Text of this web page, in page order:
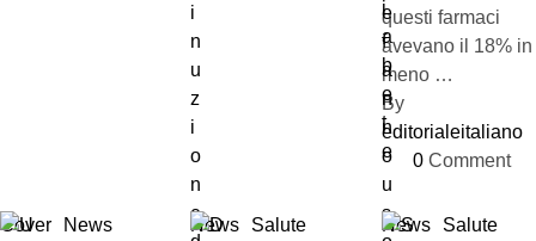
questi farmaci
avevano il 18% in
meno …
By
editorialeitaliano
0 Comment
Cover
News
News Salute News Salute